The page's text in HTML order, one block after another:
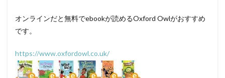
オンラインだと無料でebookが読めるOxford Owlがおすすめ
です。
https://www.oxfordowl.co.uk/